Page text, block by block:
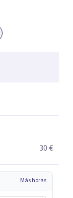
siendo
y por ello
para
como
sesión.
o situación?
en tu vida.
30 €
Más horas